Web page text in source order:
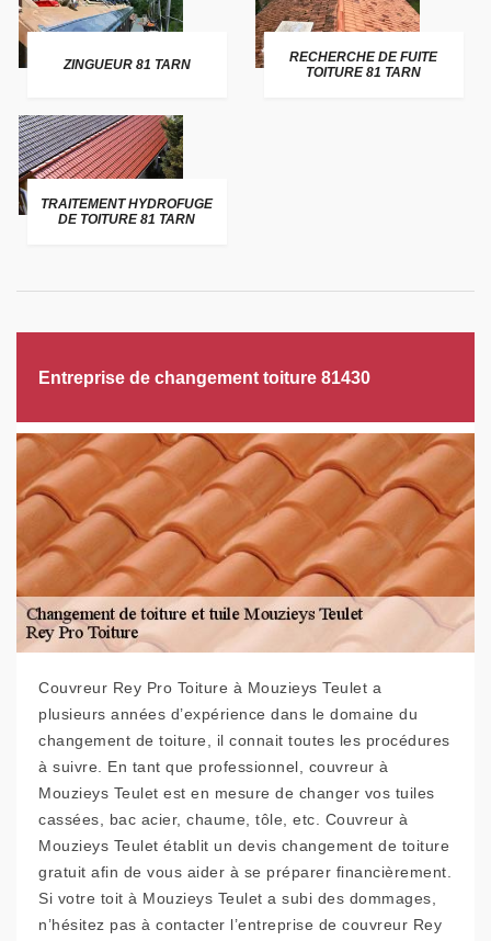
ZINGUEUR 81 TARN
RECHERCHE DE FUITE
TOITURE 81 TARN
TRAITEMENT HYDROFUGE
DE TOITURE 81 TARN
Entreprise de changement toiture 81430
Couvreur Rey Pro Toiture à Mouzieys Teulet a
plusieurs années d’expérience dans le domaine du
changement de toiture, il connait toutes les procédures
à suivre. En tant que professionnel, couvreur à
Mouzieys Teulet est en mesure de changer vos tuiles
cassées, bac acier, chaume, tôle, etc. Couvreur à
Mouzieys Teulet établit un devis changement de toiture
gratuit afin de vous aider à se préparer financièrement.
Si votre toit à Mouzieys Teulet a subi des dommages,
n’hésitez pas à contacter l’entreprise de couvreur Rey